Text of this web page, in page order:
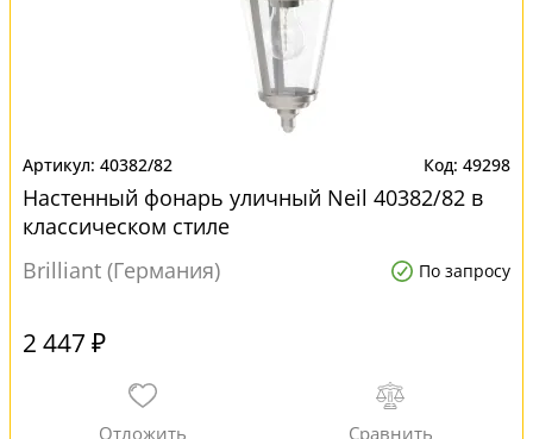
40382/82 49298
Настенный фонарь уличный Neil 40382/82 в
классическом стиле
Brilliant (Германия)
По запросу
2 447 ₽